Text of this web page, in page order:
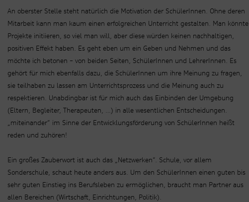
An oberster Stelle steht natürlich die Motivation der SchülerInnen. Ohne deren
Mitarbeit kann man kaum einen erfolgreichen Unterricht gestalten. Man könnte
Projekte initiieren, so viel man will, aber diese würden keinen nachhaltigen,
positiven Effekt haben. Es geht eben um ein Geben und Nehmen und das
möchte ich betonen – von beiden Seiten, SchülerInnen und LehrerInnen. Es
gehört für mich ebenfalls dazu, die SchülerInnen um ihre Meinung zu fragen,
sie teilhaben zu lassen am Unterrichtsprozess und die Meinung auch zu
respektieren. Unabdingbar ist für mich auch das Einbinden der Umgebung
(Eltern, Begleiter, Therapeuten, …) in alle wesentlichen Entscheidungen.
„miteinander“ im Sinne der Entwicklungsförderung von SchülerInnen heißt
reden und zuhören!
Ein großes Zauberwort ist auch das „Netzwerken“. Schule, vor allem
Sonderschule, schaut heute anders aus. Um den SchülerInnen einen guten bis
sehr guten Einstieg ins Berufsleben zu ermöglichen, braucht man Partner aus
allen Bereichen (Wirtschaft, Einrichtungen, Politik).